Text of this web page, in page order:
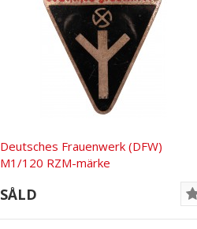
Deutsches Frauenwerk (DFW)
M1/120 RZM-märke
SÅLD